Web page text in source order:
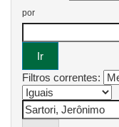
por
Filtros correntes: